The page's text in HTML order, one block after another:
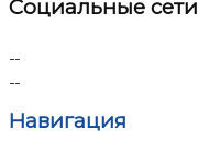
Социальные сети
Навигация